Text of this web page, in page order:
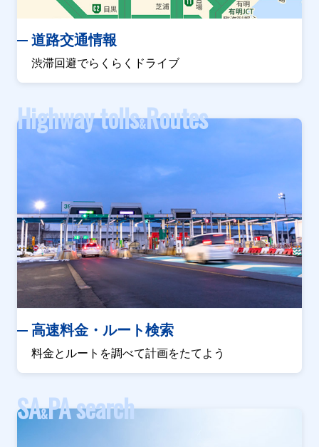
道路交通情報
渋滞回避でらくらくドライブ
Highway tolls&Routes
高速料金・ルート検索
料金とルートを調べて計画をたてよう
SA&PA search